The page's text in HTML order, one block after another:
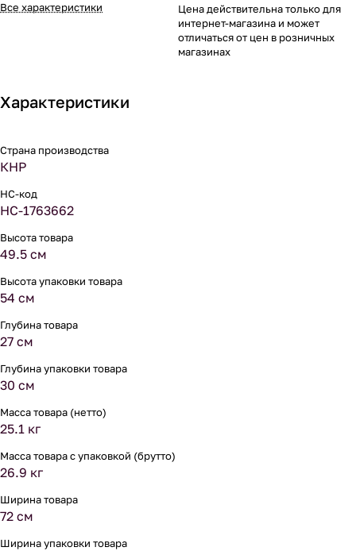
Все характеристики
Цена действительна только для
интернет-магазина и может
отличаться от цен в розничных
магазинах
Характеристики
Страна производства
КНР
НС-код
НС-1763662
Высота товара
49.5 см
Высота упаковки товара
54 см
Глубина товара
27 см
Глубина упаковки товара
30 см
Масса товара (нетто)
25.1 кг
Масса товара с упаковкой (брутто)
26.9 кг
Ширина товара
72 см
Ширина упаковки товара